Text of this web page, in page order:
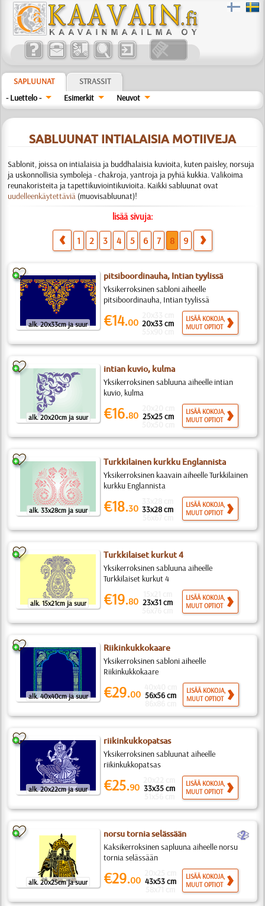
SAPLUUNAT
STRASSIT
- Luettelo -
Esimerkit Neuvot
SABLUUNAT INTIALAISIA MOTIIVEJA
Sablonit, joissa on intialaisia ja buddhalaisia kuvioita, kuten paisley, norsuja
ja uskonnollisia symboleja - chakroja, yantroja ja pyhiä kukkia. Valikoima
reunakoristeita ja tapettikuviointikuvioita. Kaikki sabluunat ovat
uudelleenkäytettäviä (muovisabluunat)!
lisää sivuja:
1 2 3 4 5 6 7 8 9
alk. 20x33cm ja suur
pitsiboordinauha, Intian tyylissä
Yksikerroksinen sabloni aiheelle
pitsiboordinauha, Intian tyylissä
€14.00 20x33 cm
LISÄÄ KOKOJA,
MUUT OPTIOT
alk. 20x20cm ja suur
intian kuvio, kulma
Yksikerroksinen sabluuna aiheelle intian
kuvio, kulma
€16.80 25x25 cm
LISÄÄ KOKOJA,
MUUT OPTIOT
alk. 33x28cm ja suur
Turkkilainen kurkku Englannista
Yksikerroksinen kaavain aiheelle Turkkilainen
kurkku Englannista
€18.30 33x28 cm
LISÄÄ KOKOJA,
MUUT OPTIOT
alk. 15x21cm ja suur
Turkkilaiset kurkut 4
Yksikerroksinen sabluuna aiheelle
Turkkilaiset kurkut 4
€19.80 23x31 cm
LISÄÄ KOKOJA,
MUUT OPTIOT
alk. 40x40cm ja suur
Riikinkukkokaare
Yksikerroksinen sabloni aiheelle
Riikinkukkokaare
€29.00 56x56 cm
LISÄÄ KOKOJA,
MUUT OPTIOT
alk. 20x22cm ja suur
riikinkukkopatsas
Yksikerroksinen sabluunat aiheelle
riikinkukkopatsas
€25.90 33x35 cm
LISÄÄ KOKOJA,
MUUT OPTIOT
alk. 20x25cm ja suur
norsu tornia selässään b
Kaksikerroksinen sapluuna aiheelle norsu
tornia selässään
€29.00 43x53 cm
LISÄÄ KOKOJA,
MUUT OPTIOT